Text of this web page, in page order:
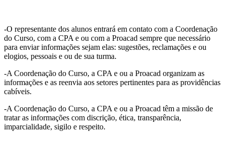
-O representante dos alunos entrará em contato com a Coordenação
do Curso, com a CPA e ou com a Proacad sempre que necessário
para enviar informações sejam elas: sugestões, reclamações e ou
elogios, pessoais e ou de sua turma.
-A Coordenação do Curso, a CPA e ou a Proacad organizam as
informações e as reenvia aos setores pertinentes para as providências
cabíveis.
-A Coordenação do Curso, a CPA e ou a Proacad têm a missão de
tratar as informações com discrição, ética, transparência,
imparcialidade, sigilo e respeito.